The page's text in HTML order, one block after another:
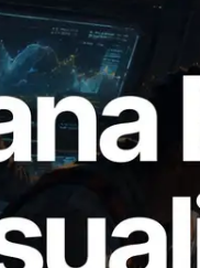
Block
視覺化區塊生